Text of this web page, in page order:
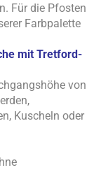
Für die Pfosten
Farbpalette
mit Tretford-
von
Kuscheln oder